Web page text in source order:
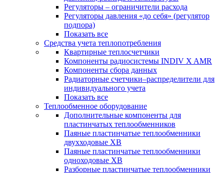
Регуляторы – ограничители расхода
Регуляторы давления «до себя» (регулятор
подпора)
Показать все
Средства учета теплопотребления
Квартирные теплосчетчики
Компоненты радиосистемы INDIV X AMR
Компоненты сбора данных
Радиаторные счетчики–распределители для
индивидуального учета
Показать все
Теплообменное оборудование
Дополнительные компоненты для
пластинчатых теплообменников
Паяные пластинчатые теплообменники
двухходовые XB
Паяные пластинчатые теплообменники
одноходовые ХВ
Разборные пластинчатые теплообменники